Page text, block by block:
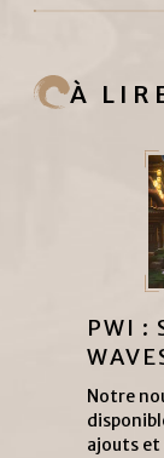
À
PWI :
Notre
ajouts et